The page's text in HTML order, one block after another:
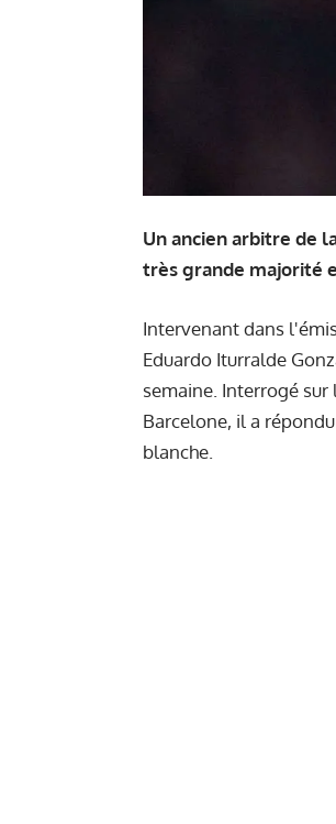
Un ancien arbitre de
très grande majorité
Intervenant dans
Eduardo Iturralde
semaine. Interrogé
Barcelone, il a
blanche.